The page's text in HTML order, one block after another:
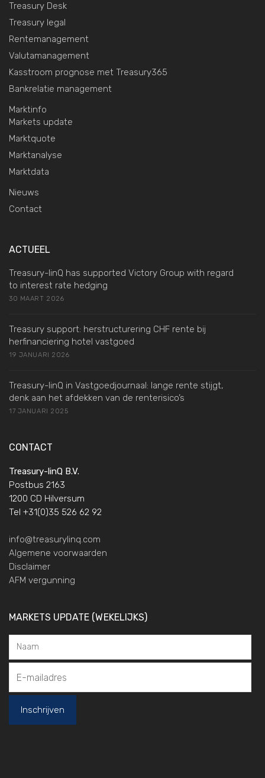
Treasury Desk
Treasury legal
Rentemanagement
Valutamanagement
Kasstroom prognose met Treasury365
Bankrelatie management
Marktinfo
Markets update
Marktquote
Marktanalyse
Marktdata
Nieuws
Contact
ACTUEEL
Treasury-linQ has supported Victory Group with regard
to interest rate hedging
30 MAART 2026
Treasury support: herstructurering CHF rente bij
herfinanciering hotel vastgoed
19 JANUARI 2026
Treasury-linQ in Vastgoedjournaal: lange rente stijgt,
denk aan het afdekken van de renterisico’s
17 JANUARI 2025
CONTACT
Treasury-linQ B.V.
Postbus 2163
1200 CD Hilversum
Tel +31(0)35 526 62 92
info@treasurylinq.com
Algemene voorwaarden
Disclaimer
AFM vergunning
MARKETS UPDATE (WEKELIJKS)